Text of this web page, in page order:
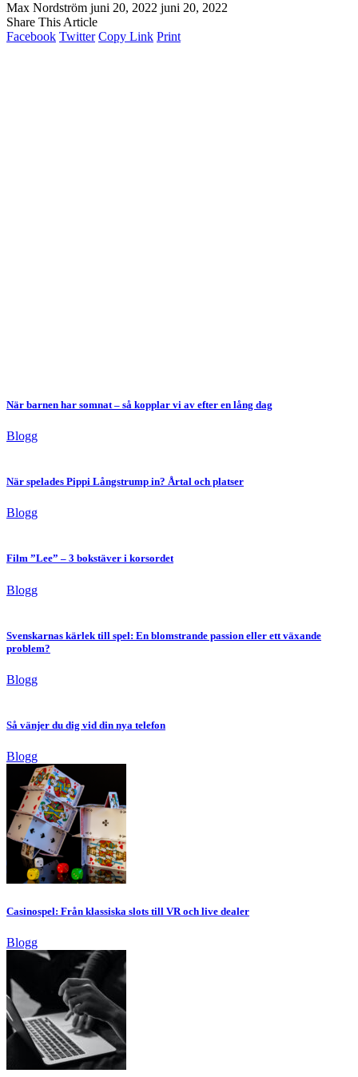
Max Nordström juni 20, 2022 juni 20, 2022
Share This Article
Facebook Twitter Copy Link Print
När barnen har somnat – så kopplar vi av efter en lång dag
Blogg
När spelades Pippi Långstrump in? Årtal och platser
Blogg
Film ”Lee” – 3 bokstäver i korsordet
Blogg
Svenskarnas kärlek till spel: En blomstrande passion eller ett växande
problem?
Blogg
Så vänjer du dig vid din nya telefon
Blogg
Casinospel: Från klassiska slots till VR och live dealer
Blogg